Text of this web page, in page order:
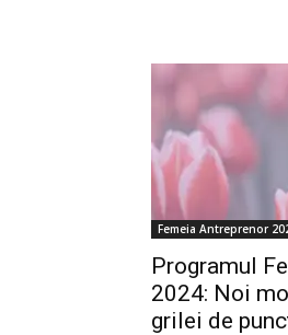
Femeia Antreprenor
Programul
2024: Noi
grilei de